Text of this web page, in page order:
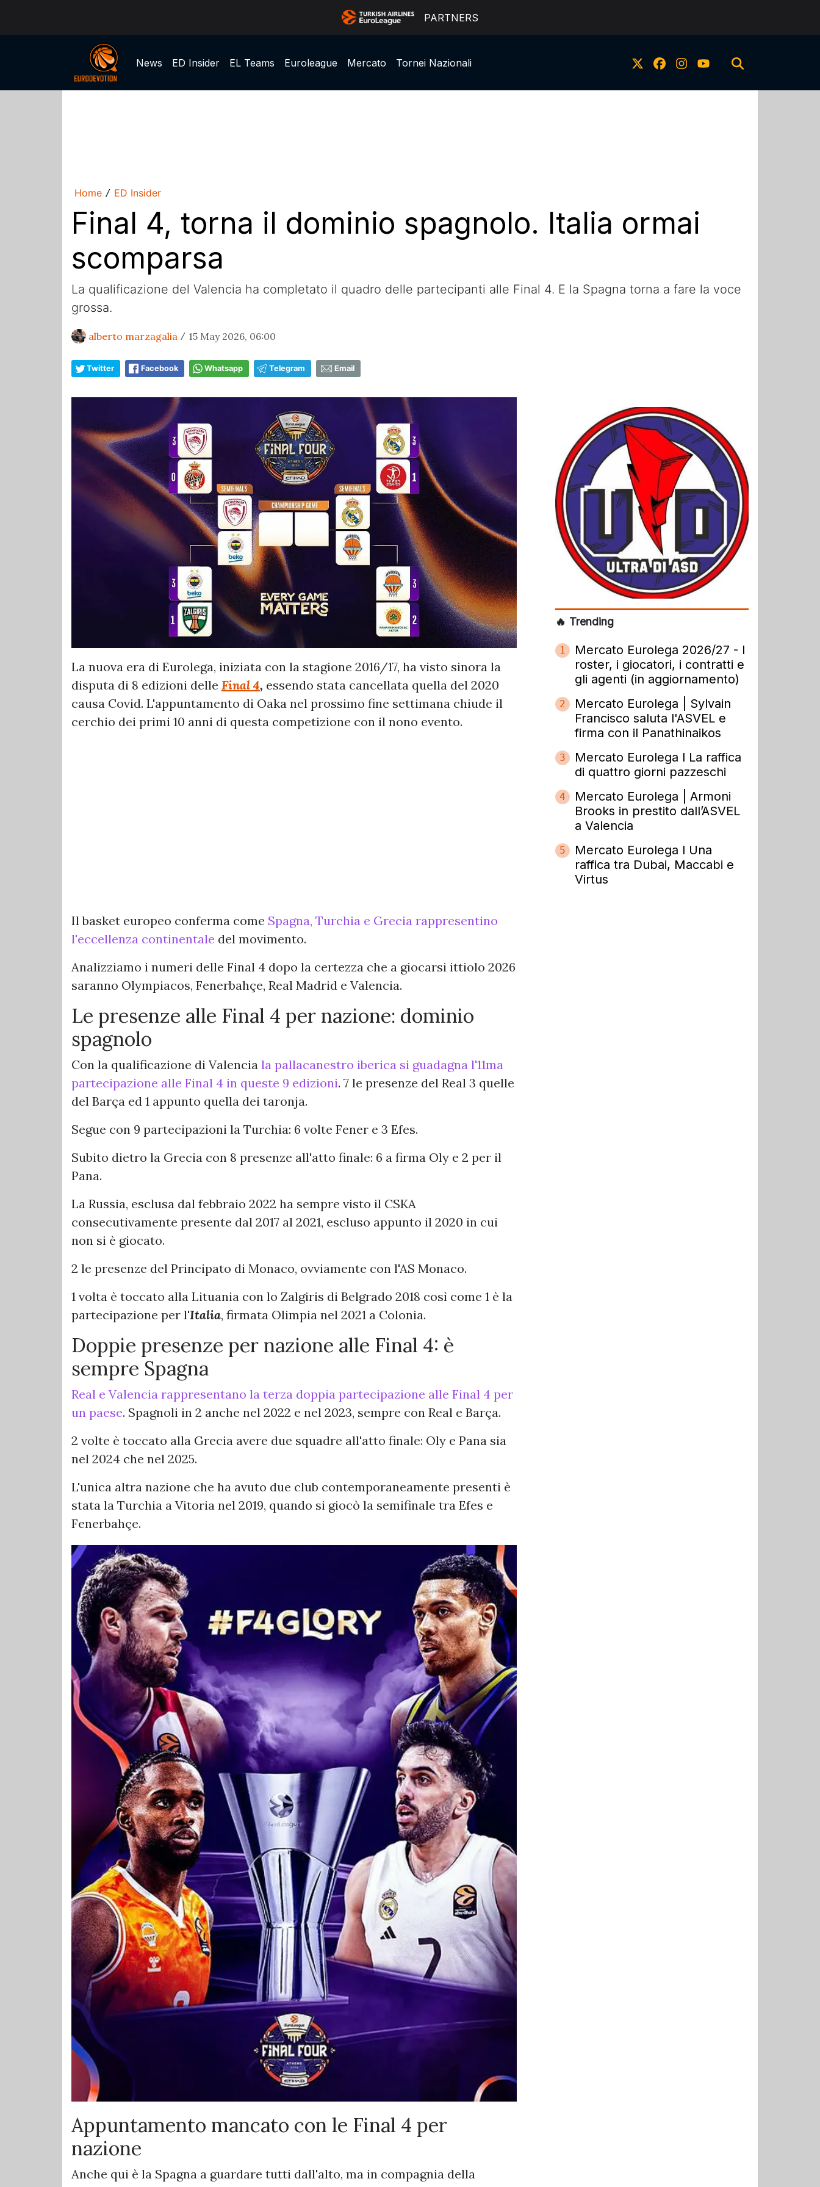
PARTNERS
News ED Insider EL Teams Euroleague Mercato Tornei Nazionali
Home / ED Insider
Final 4, torna il dominio spagnolo. Italia ormai
scomparsa
La qualificazione del Valencia ha completato il quadro delle partecipanti alle Final 4. E la Spagna torna a fare la voce
grossa.
alberto marzagalia / 15 May 2026, 06:00
Twitter Facebook Whatsapp Telegram Email
La nuova era di Eurolega, iniziata con la stagione 2016/17, ha visto sinora la
disputa di 8 edizioni delle Final 4, essendo stata cancellata quella del 2020
causa Covid. L'appuntamento di Oaka nel prossimo fine settimana chiude il
cerchio dei primi 10 anni di questa competizione con il nono evento.
Il basket europeo conferma come Spagna, Turchia e Grecia rappresentino
l'eccellenza continentale del movimento.
Analizziamo i numeri delle Final 4 dopo la certezza che a giocarsi ittiolo 2026
saranno Olympiacos, Fenerbahçe, Real Madrid e Valencia.
Le presenze alle Final 4 per nazione: dominio
spagnolo
Con la qualificazione di Valencia la pallacanestro iberica si guadagna l'11ma
partecipazione alle Final 4 in queste 9 edizioni. 7 le presenze del Real 3 quelle
del Barça ed 1 appunto quella dei taronja.
Segue con 9 partecipazioni la Turchia: 6 volte Fener e 3 Efes.
Subito dietro la Grecia con 8 presenze all'atto finale: 6 a firma Oly e 2 per il
Pana.
La Russia, esclusa dal febbraio 2022 ha sempre visto il CSKA
consecutivamente presente dal 2017 al 2021, escluso appunto il 2020 in cui
non si è giocato.
2 le presenze del Principato di Monaco, ovviamente con l'AS Monaco.
1 volta è toccato alla Lituania con lo Zalgiris di Belgrado 2018 così come 1 è la
partecipazione per l'Italia, firmata Olimpia nel 2021 a Colonia.
Doppie presenze per nazione alle Final 4: è
sempre Spagna
Real e Valencia rappresentano la terza doppia partecipazione alle Final 4 per
un paese. Spagnoli in 2 anche nel 2022 e nel 2023, sempre con Real e Barça.
2 volte è toccato alla Grecia avere due squadre all'atto finale: Oly e Pana sia
nel 2024 che nel 2025.
L'unica altra nazione che ha avuto due club contemporaneamente presenti è
stata la Turchia a Vitoria nel 2019, quando si giocò la semifinale tra Efes e
Fenerbahçe.
Appuntamento mancato con le Final 4 per
nazione
Anche qui è la Spagna a guardare tutti dall'alto, ma in compagnia della
🔥 Trending
1
Mercato Eurolega 2026/27 - I
roster, i giocatori, i contratti e
gli agenti (in aggiornamento)
2
Mercato Eurolega | Sylvain
Francisco saluta l'ASVEL e
firma con il Panathinaikos
3
Mercato Eurolega l La raffica
di quattro giorni pazzeschi
4
Mercato Eurolega | Armoni
Brooks in prestito dall’ASVEL
a Valencia
5
Mercato Eurolega l Una
raffica tra Dubai, Maccabi e
Virtus